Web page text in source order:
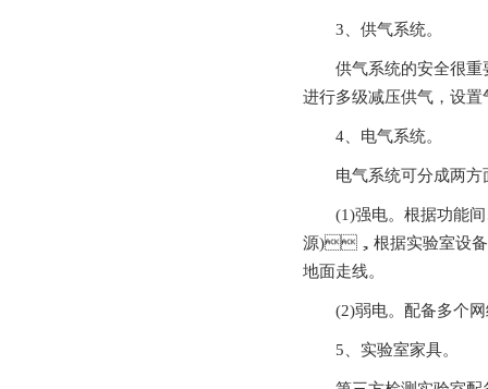
3、供气系统。
供气系统的安全很重要
进行多级减压供气，设置
4、电气系统。
电气系统可分成两方面
(1)强电。根据功能间
源)，根据实验室设备用
地面走线。
(2)弱电。配备多个网
5、实验室家具。